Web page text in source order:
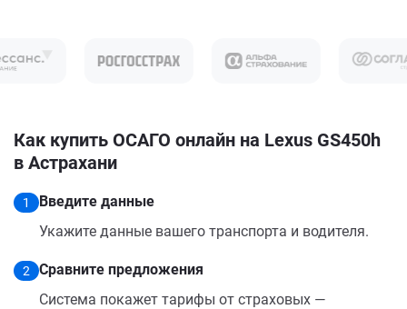
Как купить ОСАГО онлайн на Lexus GS450h
в Астрахани
1
Введите данные
Укажите данные вашего транспорта и водителя.
2
Сравните предложения
Система покажет тарифы от страховых —